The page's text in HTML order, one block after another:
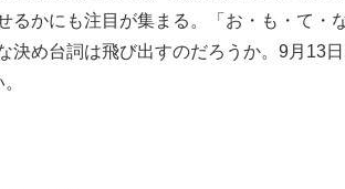
るかにも注目が集まる。「お・も・て・
決め台詞は飛び出すのだろうか。9月13